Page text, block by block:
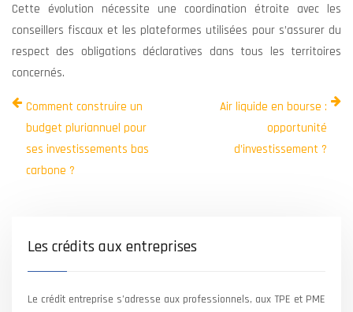
Cette évolution nécessite une coordination étroite avec les
conseillers fiscaux et les plateformes utilisées pour s’assurer du
respect des obligations déclaratives dans tous les territoires
concernés.
Comment construire un
budget pluriannuel pour
ses investissements bas
carbone ?
Air liquide en bourse :
opportunité
d’investissement ?
Les crédits aux entreprises
Le crédit entreprise s’adresse aux professionnels, aux TPE et PME